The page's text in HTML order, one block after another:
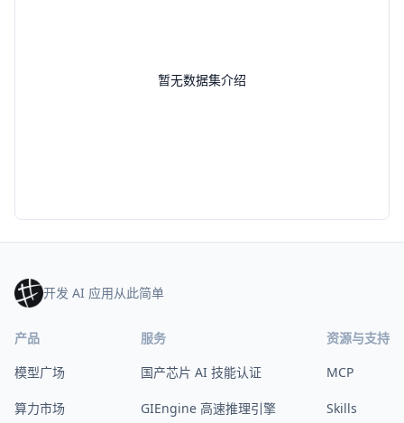
暂无数据集介绍
开发 AI 应用从此简单
产品
模型广场
算力市场
服务
国产芯片 AI 技能认证
GIEngine 高速推理引擎
资源与支持
MCP
Skills